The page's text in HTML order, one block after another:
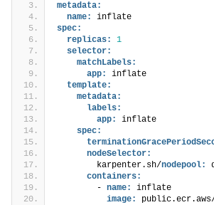
metadata:
name:
inflate
spec:
replicas:
1
selector:
matchLabels:
app:
inflate
template:
metadata:
labels:
app:
inflate
spec:
nodeSelector:
        karpenter.sh/
nodepool:
containers:
        -
name:
inflate
image: